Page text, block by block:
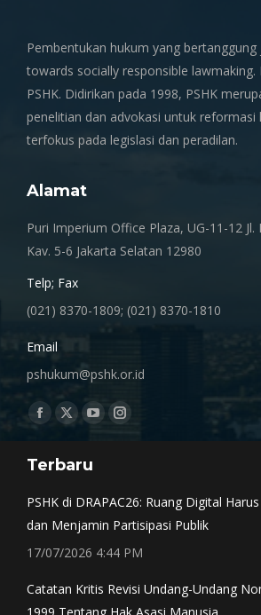
Pembentukan hukum yang
towards socially responsible lawmaking.
PSHK. Didirikan pada 1998, PSHK
penelitian dan advokasi untuk reformasi
terfokus pada legislasi dan peradilan.
Alamat
Puri Imperium Office Plaza, UG-11-12 Jl.
Kav. 5-6 Jakarta Selatan 12980
Telp; Fax
(021) 8370-1809; (021) 8370-1810
Email
pshukum@pshk.or.id
Find us on:
Facebook
opens
window
X
opens
window
YouTube
opens
Instagram
window
Terbaru
PSHK di DRAPAC26: Ruang Digital
dan Menjamin Partisipasi Publik
17/07/2026 4:44 PM
Catatan Kritis Revisi Undang-Undang